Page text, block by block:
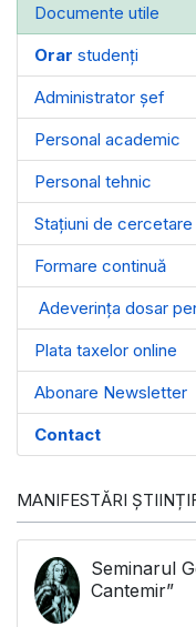
Documente utile
Orar studenți
Administrator șef
Personal academic
Personal tehnic
Stațiuni de cercetare
Formare continuă
Adeverința dosar
Plata taxelor online
Abonare Newsletter
Contact
MANIFESTĂRI
Seminarul
Cantemir”